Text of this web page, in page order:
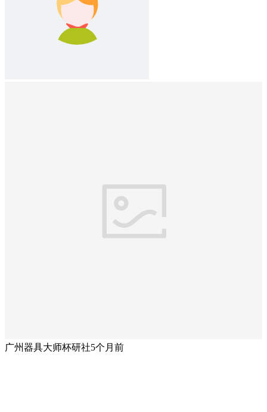
广州器具大师杯研社5个月前